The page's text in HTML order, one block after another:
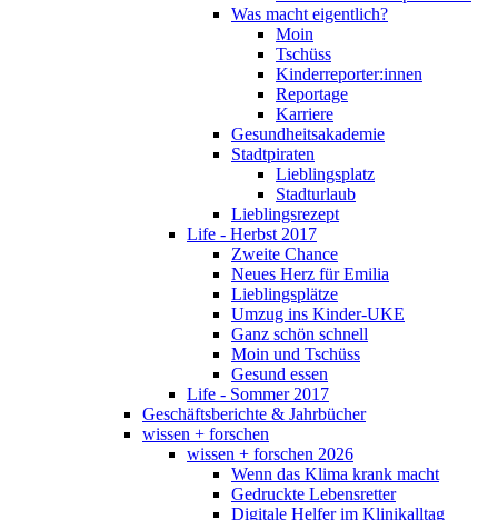
Was macht eigentlich?
Moin
Tschüss
Kinderreporter:innen
Reportage
Karriere
Gesundheitsakademie
Stadtpiraten
Lieblingsplatz
Stadturlaub
Lieblingsrezept
Life - Herbst 2017
Zweite Chance
Neues Herz für Emilia
Lieblingsplätze
Umzug ins Kinder-UKE
Ganz schön schnell
Moin und Tschüss
Gesund essen
Life - Sommer 2017
Geschäftsberichte & Jahrbücher
wissen + forschen
wissen + forschen 2026
Wenn das Klima krank macht
Gedruckte Lebensretter
Digitale Helfer im Klinikalltag